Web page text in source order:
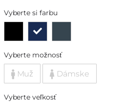
Vyberte si farbu
Vyberte možnosť
Muž Dámske
Vyberte veľkosť